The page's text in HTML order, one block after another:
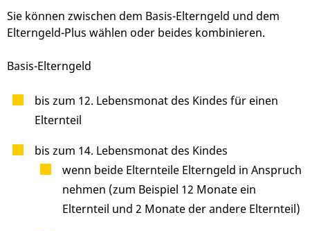
Sie können zwischen dem Basis-Elterngeld und dem
Elterngeld-Plus wählen oder beides kombinieren.
Basis-Elterngeld
bis zum 12. Lebensmonat des Kindes für einen
Elternteil
bis zum 14. Lebensmonat des Kindes
wenn beide Elternteile Elterngeld in Anspruch
nehmen (zum Beispiel 12 Monate ein
Elternteil und 2 Monate der andere Elternteil)